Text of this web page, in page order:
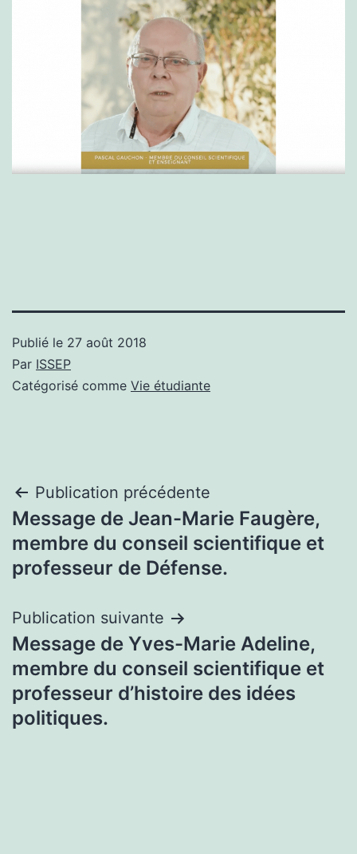
Publié le 27 août 2018
Par ISSEP
Catégorisé comme Vie étudiante
Navigation
de
l’article
Publication précédente
Message de Jean-Marie Faugère,
membre du conseil scientifique et
professeur de Défense.
Publication suivante
Message de Yves-Marie Adeline,
membre du conseil scientifique et
professeur d’histoire des idées
politiques.